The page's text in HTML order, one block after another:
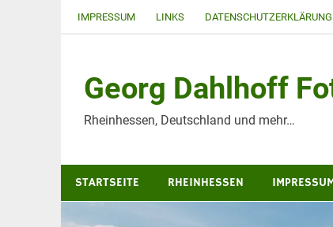
IMPRESSUM LINKS DATENSCHUTZERKLÄRUNG
Georg Dahlhoff
Rheinhessen, Deutschland und mehr…
STARTSEITE RHEINHESSEN